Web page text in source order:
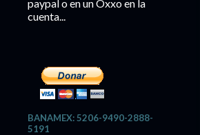
paypal o en un Oxxo en la
cuenta...
BANAMEX: 5206-9490-2888-
5191